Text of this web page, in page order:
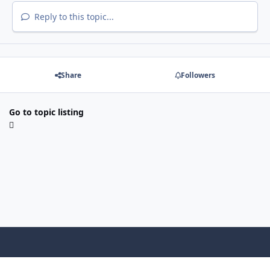
Reply to this topic...
Share Followers
Go to topic listing